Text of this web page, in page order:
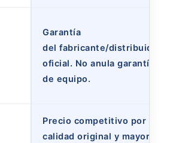
Garantía
del fabricante/distribuidor
oficial. No anula garantía
de equipo.
Precio competitivo por
calidad original y mayor